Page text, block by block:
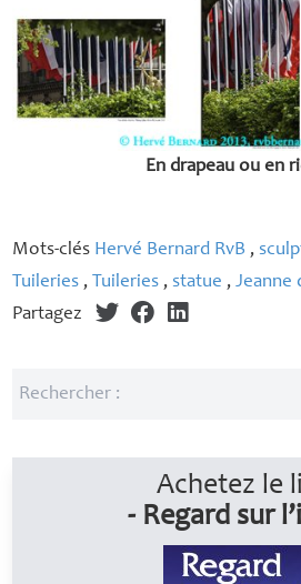
En drapeau ou en
Mots-clés Hervé Bernard RvB ,
Tuileries , Tuileries ,statue ,Jeanne
Partagez
Achetez le
- Regard sur